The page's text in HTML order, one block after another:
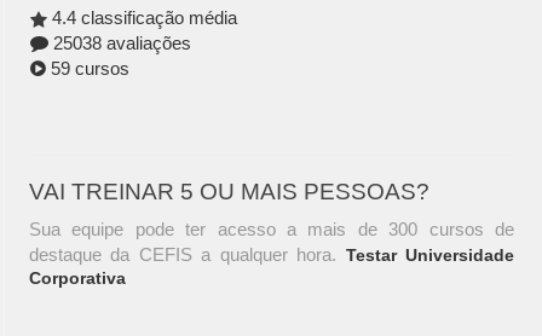
4.4 classificação média
25038 avaliações
59 cursos
VAI TREINAR 5 OU MAIS PESSOAS?
Sua equipe pode ter acesso a mais de 300 cursos de
destaque da CEFIS a qualquer hora. Testar Universidade
Corporativa